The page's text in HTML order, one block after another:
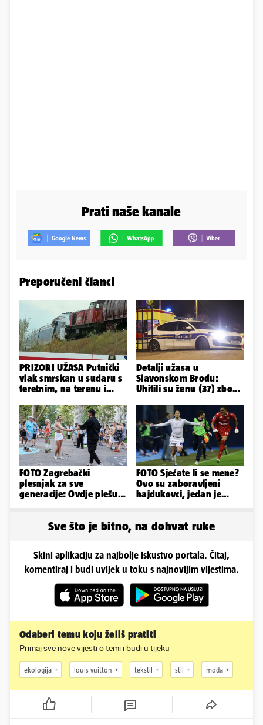
Prati naše kanale
Preporučeni članci
PRIZORI UŽASA Putnički
vlak smrskan u sudaru s
teretnim, na terenu i
Detalji užasa u
Slavonskom Brodu:
Uhitili su ženu (37) zbog
muškarca
FOTO Zagrebački
plesnjak za sve
generacije: Ovdje plešu
FOTO Sjećate li se mene?
Ovo su zaboravljeni
hajdukovci, jedan je
Sve što je bitno, na dohvat ruke
Skini aplikaciju za najbolje iskustvo portala. Čitaj,
komentiraj i budi uvijek u toku s najnovijim vijestima.
Odaberi temu koju želiš pratiti
Primaj sve nove vijesti o temi i budi u tijeku
ekologija louis vuitton tekstil stil moda